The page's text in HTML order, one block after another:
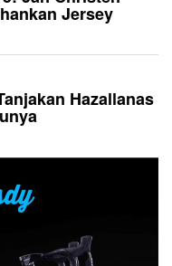
Jersey
Hazallanas